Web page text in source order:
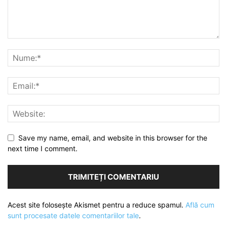
Save my name, email, and website in this browser for the
next time I comment.
Acest site folosește Akismet pentru a reduce spamul. Află cum
sunt procesate datele comentariilor tale.